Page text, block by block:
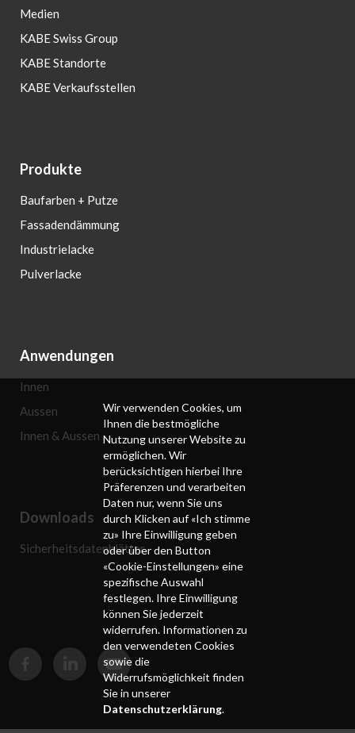
Medien
KABE Swiss Group
KABE Standorte
KABE Verkaufsstellen
Produkte
Baufarben + Putze
Fassadendämmung
Industrielacke
Pulverlacke
Anwendungen
Innen
Aussen
Innen & Aussen
Downloads
Sicherheitsdatenblätter
Wir verwenden Cookies, um
Ihnen die bestmögliche
Nutzung unserer Website zu
ermöglichen. Wir
berücksichtigen hierbei Ihre
Präferenzen und verarbeiten
Daten nur, wenn Sie uns
durch Klicken auf «Ich stimme
zu» Ihre Einwilligung geben
oder über den Button
«Cookie-Einstellungen» eine
spezifische Auswahl
festlegen. Ihre Einwilligung
können Sie jederzeit
widerrufen. Informationen zu
den verwendeten Cookies
sowie die
Widerrufsmöglichkeit finden
Sie in unserer
Datenschutzerklärung.